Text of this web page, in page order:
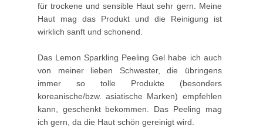
für trockene und sensible Haut sehr gern. Meine
Haut mag das Produkt und die Reinigung ist
wirklich sanft und schonend.
Das Lemon Sparkling Peeling Gel habe ich auch
von meiner lieben Schwester, die übringens
immer so tolle Produkte (besonders
koreanische/bzw. asiatische Marken) empfehlen
kann, geschenkt bekommen. Das Peeling mag
ich gern, da die Haut schön gereinigt wird.